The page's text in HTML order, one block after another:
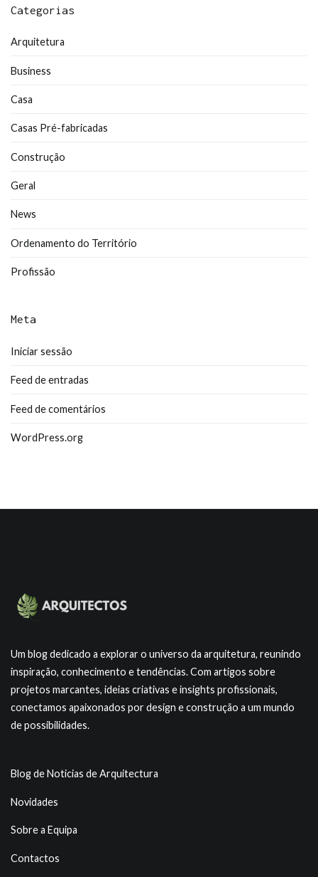
Categorias
Arquitetura
Business
Casa
Casas Pré-fabricadas
Construção
Geral
News
Ordenamento do Território
Profissão
Meta
Iniciar sessão
Feed de entradas
Feed de comentários
WordPress.org
Um blog dedicado a explorar o universo da arquitetura, reunindo
inspiração, conhecimento e tendências. Com artigos sobre
projetos marcantes, ideias criativas e insights profissionais,
conectamos apaixonados por design e construção a um mundo
de possibilidades.
Blog de Noticias de Arquitectura
Novidades
Sobre a Equipa
Contactos